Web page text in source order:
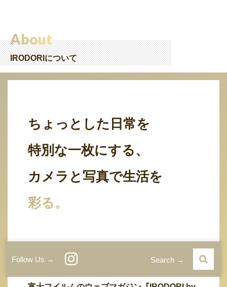
Follow Us → Search →
About
IRODORIについて
ちょっとした日常を
特別な一枚にする、
カメラと写真で生活を
彩る。
そんなカメラと写真のある生活を提案・紹介す